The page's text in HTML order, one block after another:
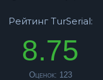
Рейтинг TurSerial:
8.75
Оценок: 123